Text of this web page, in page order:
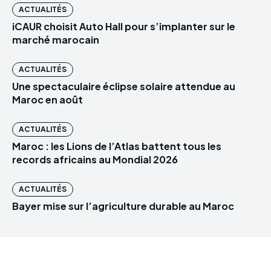
ACTUALITÉS
iCAUR choisit Auto Hall pour s’implanter sur le
marché marocain
ACTUALITÉS
Une spectaculaire éclipse solaire attendue au
Maroc en août
ACTUALITÉS
Maroc : les Lions de l’Atlas battent tous les
records africains au Mondial 2026
ACTUALITÉS
Bayer mise sur l’agriculture durable au Maroc